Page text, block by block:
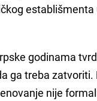
godinama
ga treba zatvoriti.
nije